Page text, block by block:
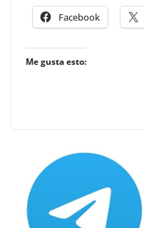
Facebook
Me gusta esto: